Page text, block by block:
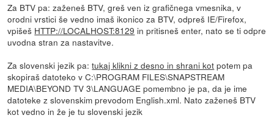
Za BTV pa: zaženeš BTV, greš ven iz grafičnega vmesnika, v
orodni vrstici še vedno imaš ikonico za BTV, odpreš IE/Firefox,
vpišeš HTTP://LOCALHOST:8129 in pritisneš enter, nato se ti odpre
uvodna stran za nastavitve.
Za slovenski jezik pa:tukaj klikni z desno in shrani kot potem pa
skopiraš datoteko v C:\PROGRAM FILES\SNAPSTREAM
MEDIA\BEYOND TV 3\LANGUAGE pomembno je pa, da je ime
datoteke z slovenskim prevodom English.xml. Nato zaženeš BTV
kot vedno in že je tu slovenski jezik